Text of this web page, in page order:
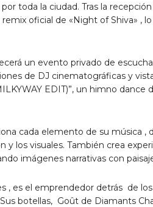
toda la ciudad. Tras la
oficial de «Night of Shiva» ,
un evento privado de
de DJ cinematográficas y
EDIT)”, un himno dance
cada elemento de su música ,
y los visuales. También crea
imágenes narrativas con
, es el emprendedor detrás de
botellas, Goût de Diamants